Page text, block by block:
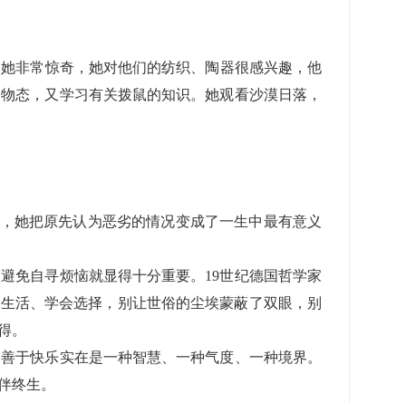
非常惊奇，她对他们的纺织、陶器很感兴趣，他
态，又学习有关拨鼠的知识。她观看沙漠日落，
她把原先认为恶劣的情况变成了一生中最有意义
免自寻烦恼就显得十分重要。19世纪德国哲学家
活、学会选择，别让世俗的尘埃蒙蔽了双眼，别
。
于快乐实在是一种智慧、一种气度、一种境界。
终生。